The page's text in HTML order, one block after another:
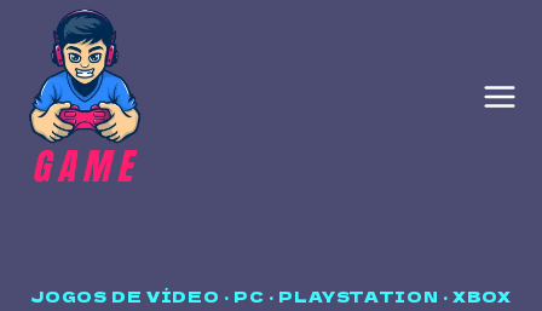
content
JOGOS DE VÍDEO · PC · PLAYSTATION ·XBOX